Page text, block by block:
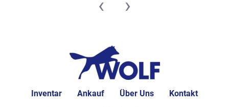
‹ ›
Inventar Ankauf Über Uns Kontakt